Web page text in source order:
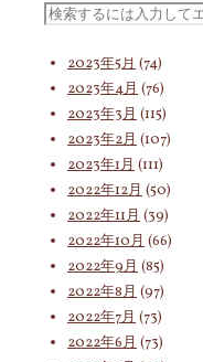
検
対
2023年7月 (89)
2023年5月 (74)
2023年4月 (76)
2023年3月 (115)
2023年2月 (107)
2023年1月 (111)
2022年12月 (50)
2022年11月 (39)
2022年10月 (66)
2022年9月 (85)
2022年8月 (97)
2022年7月 (73)
2022年6月 (73)